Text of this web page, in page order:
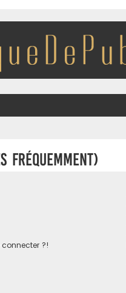
fréquemment)
?!